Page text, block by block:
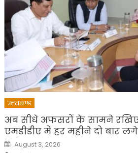
उत्तराखण्ड
अब सीधे अफसरों के सामने रखिए
एमडीडीए में हर महीने दो बार
Posted
on
August 3, 2026